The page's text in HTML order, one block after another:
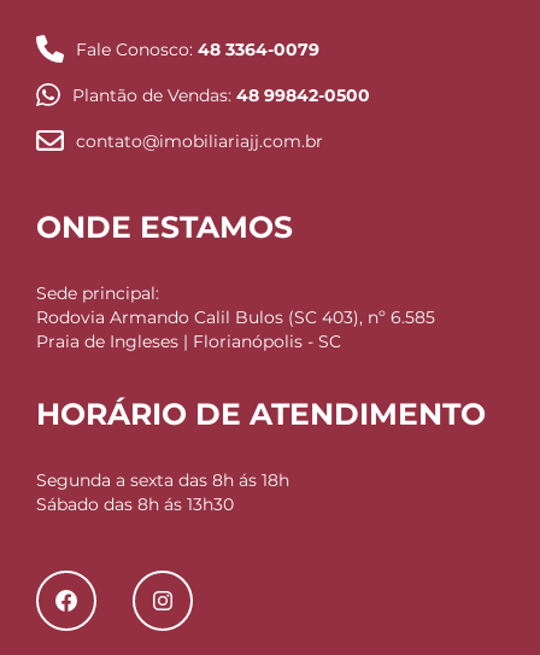
Fale Conosco: 48 3364-0079
Plantão de Vendas: 48 99842-0500
contato@imobiliariajj.com.br
ONDE ESTAMOS
Sede principal:
Rodovia Armando Calil Bulos (SC 403), nº 6.585
Praia de Ingleses | Florianópolis - SC
HORÁRIO DE ATENDIMENTO
Segunda a sexta das 8h ás 18h
Sábado das 8h ás 13h30